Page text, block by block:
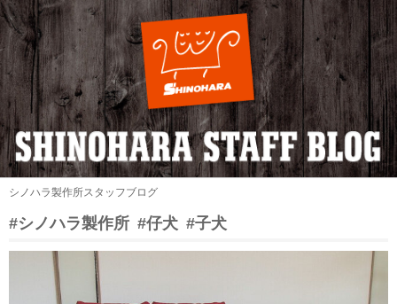
シノハラ製作所スタッフブログ
#シノハラ製作所 #仔犬 #子犬